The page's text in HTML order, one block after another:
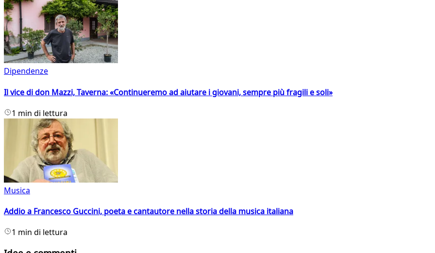
Dipendenze
Il vice di don Mazzi, Taverna: «Continueremo ad aiutare i giovani, sempre più fragili e soli»
1 min di lettura
Musica
Addio a Francesco Guccini, poeta e cantautore nella storia della musica italiana
1 min di lettura